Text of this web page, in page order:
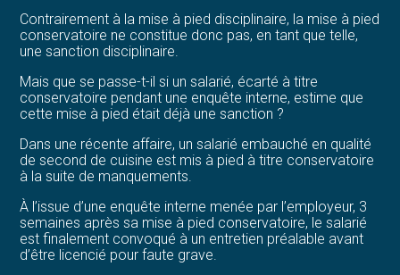
Contrairement à la mise à pied disciplinaire, la mise à pied
conservatoire ne constitue donc pas, en tant que telle,
une sanction disciplinaire.
Mais que se passe-t-il si un salarié, écarté à titre
conservatoire pendant une enquête interne, estime que
cette mise à pied était déjà une sanction ?
Dans une récente affaire, un salarié embauché en qualité
de second de cuisine est mis à pied à titre conservatoire
à la suite de manquements.
À l’issue d’une enquête interne menée par l’employeur, 3
semaines après sa mise à pied conservatoire, le salarié
est finalement convoqué à un entretien préalable avant
d’être licencié pour faute grave.